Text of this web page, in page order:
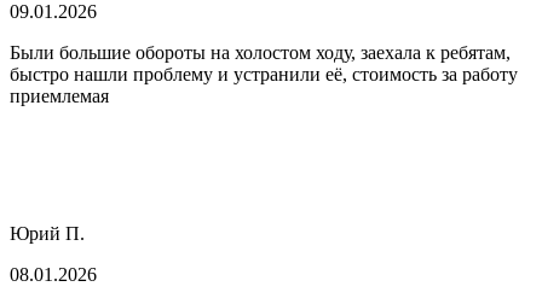
09.01.2026
Были большие обороты на холостом ходу, заехала к ребятам,
быстро нашли проблему и устранили её, стоимость за работу
приемлемая
Юрий П.
08.01.2026